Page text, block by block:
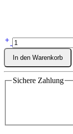
In den Warenkorb
Sichere Zahlung